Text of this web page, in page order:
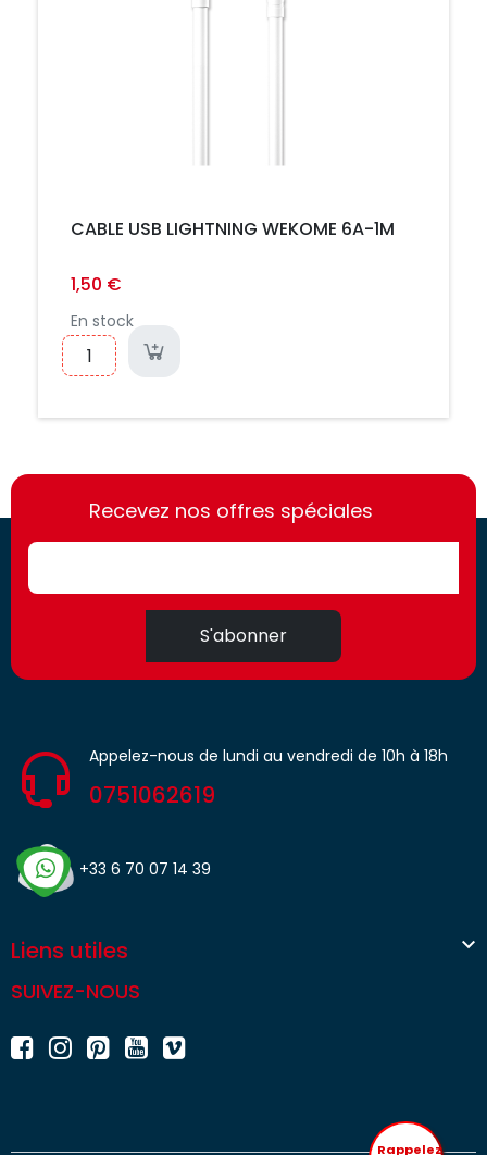
CABLE USB LIGHTNING WEKOME 6A-1M
1,50 €
En stock
https://france-
access.fr
https://france-
access.fr
Recevez nos offres spéciales
S'abonner
Appelez-nous de lundi au vendredi de 10h à 18h
0751062619
+33 6 70 07 14 39
Liens utiles 
SUIVEZ-NOUS
Rappelez